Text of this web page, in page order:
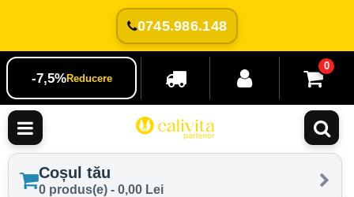
0745.986.148
-7,5%Reducere
0
Coșul tău
0 produs(e) - 0,00 Lei